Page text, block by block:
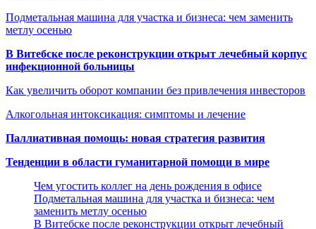
Подметальная машина для участка и бизнеса: чем заменить
метлу осенью
В Витебске после реконструкции открыт лечебный корпус
инфекционной больницы
Как увеличить оборот компании без привлечения инвесторов
Алкогольная интоксикация: симптомы и лечение
Паллиативная помощь: новая стратегия развития
Тенденции в области гуманитарной помощи в мире
Чем угостить коллег на день рождения в офисе
Подметальная машина для участка и бизнеса: чем
заменить метлу осенью
В Витебске после реконструкции открыт лечебный